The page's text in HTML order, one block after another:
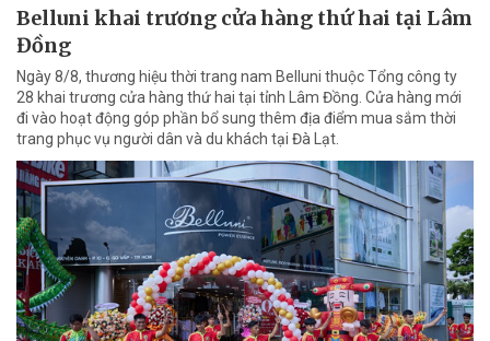
Belluni khai trương cửa hàng thứ hai tại Lâm
Đồng
Ngày 8/8, thương hiệu thời trang nam Belluni thuộc Tổng công ty
28 khai trương cửa hàng thứ hai tại tỉnh Lâm Đồng. Cửa hàng mới
đi vào hoạt động góp phần bổ sung thêm địa điểm mua sắm thời
trang phục vụ người dân và du khách tại Đà Lạt.